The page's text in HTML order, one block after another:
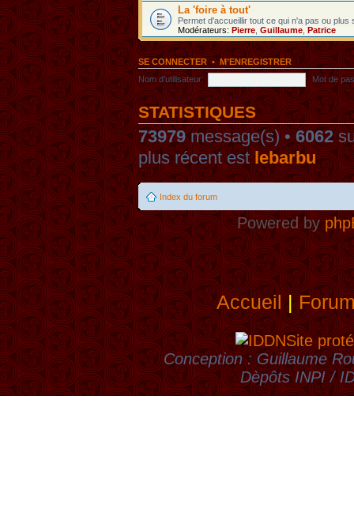
La 'foire à tout'
Permet d'accueillir tout ce qui n'a pas ou
Modérateurs: Pierre Guillaume Patrice
SE CONNECTER•M’ENREGISTRER
Nom d’utilisateur:
Mot de
STATISTIQUES
73979message(s) •6062
plus récent estlebarbu
Index du forum
Powered by
Accueil|
Site
Conception : Guillaume
Dèpôts INPI /